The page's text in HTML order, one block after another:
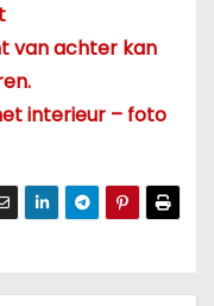
van achter kan
interieur – foto